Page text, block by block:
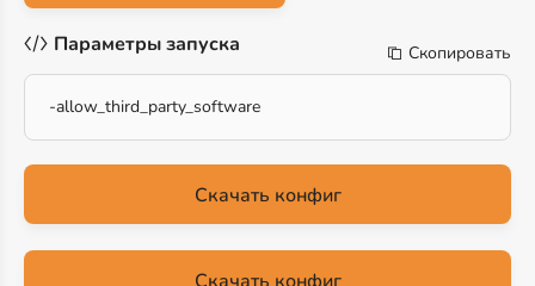
Параметры запуска Скопировать
-allow_third_party_software
Скачать конфиг